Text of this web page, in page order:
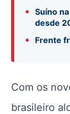
•
Suíno
desde
• Frente
Com os
brasileiro